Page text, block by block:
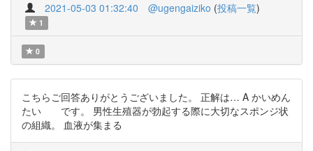
2021-05-03 01:32:40 @ugengaiziko (投稿一覧)
1
0
こちらご回答ありがとうございました。 正解は… A かいめん
たい です。 男性生殖器が勃起する際に大切なスポンジ状
の組織。 血液が集まる